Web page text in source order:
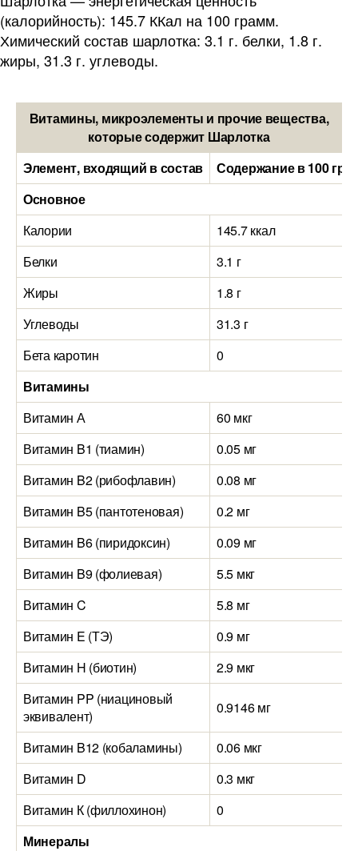
(калорийность): 145.7 ККал на 100 грамм.
Химический состав шарлотка: 3.1 г. белки, 1.8 г.
жиры, 31.3 г. углеводы.
Витамины, микроэлементы и прочие вещества,
которые содержит Шарлотка
Элемент, входящий в состав
Содержание в 100
Основное
Калории
145.7 ккал
Белки
3.1 г
Жиры
1.8 г
Углеводы
31.3 г
Бета каротин
0
Витамины
Витамин А
60 мкг
Витамин B1 (тиамин)
0.05 мг
Витамин B2 (рибофлавин)
0.08 мг
Витамин B5 (пантотеновая)
0.2 мг
Витамин B6 (пиридоксин)
0.09 мг
Витамин B9 (фолиевая)
5.5 мкг
Витамин C
5.8 мг
Витамин E (ТЭ)
0.9 мг
Витамин H (биотин)
2.9 мкг
Витамин PP (ниациновый
эквивалент)
0.9146 мг
Витамин B12 (кобаламины)
0.06 мкг
Витамин D
0.3 мкг
Витамин К (филлохинон)
0
Минералы